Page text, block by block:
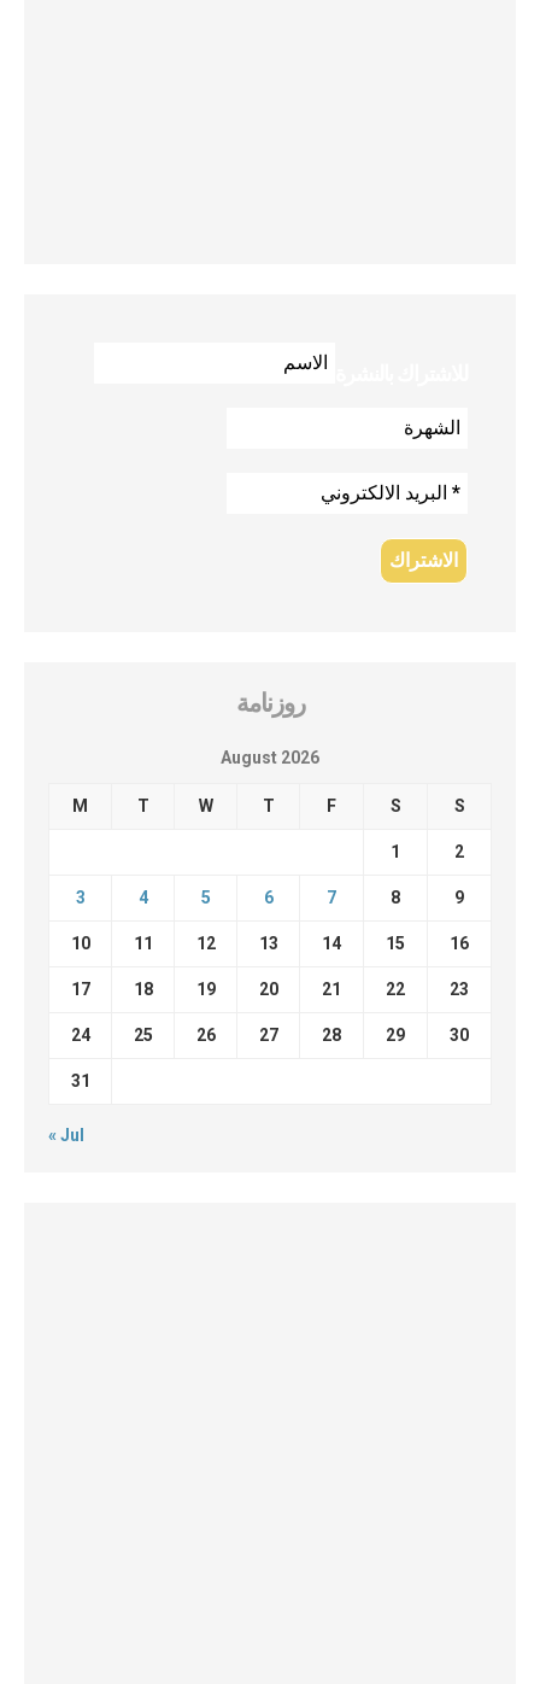
روزنامة
August 2026
M T W T F S S
1 2
3 4 5 6 7 8 9
10 11 12 13 14 15 16
17 18 19 20 21 22 23
24 25 26 27 28 29 30
31
« Jul